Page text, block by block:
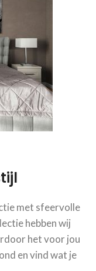
met sfeervolle
hebben wij
het voor jou
en vind wat je